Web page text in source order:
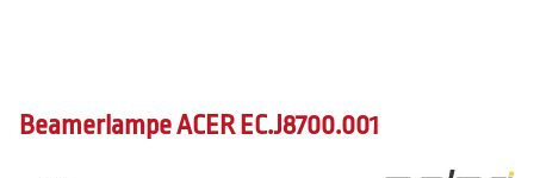
Beamerlampe ACER EC.J8700.001